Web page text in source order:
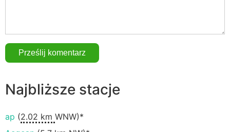
Najbliższe stacje
ap (2.02 km WNW)*